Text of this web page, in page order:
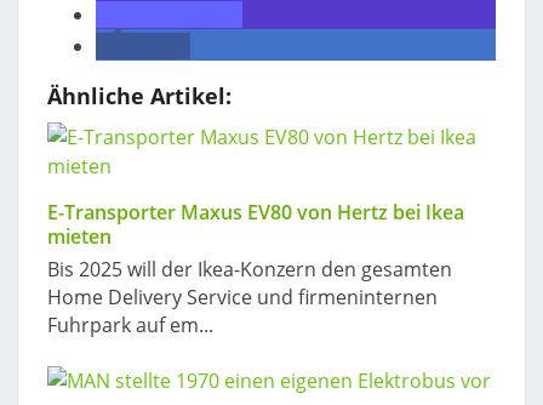
Ähnliche Artikel:
E-Transporter Maxus EV80 von Hertz bei Ikea
mieten
Bis 2025 will der Ikea-Konzern den gesamten
Home Delivery Service und firmeninternen
Fuhrpark auf em...